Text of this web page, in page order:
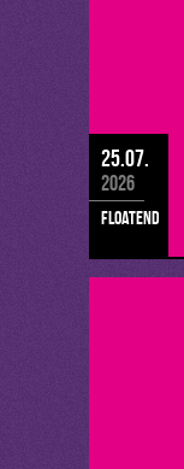
25.07.
2026
floatend